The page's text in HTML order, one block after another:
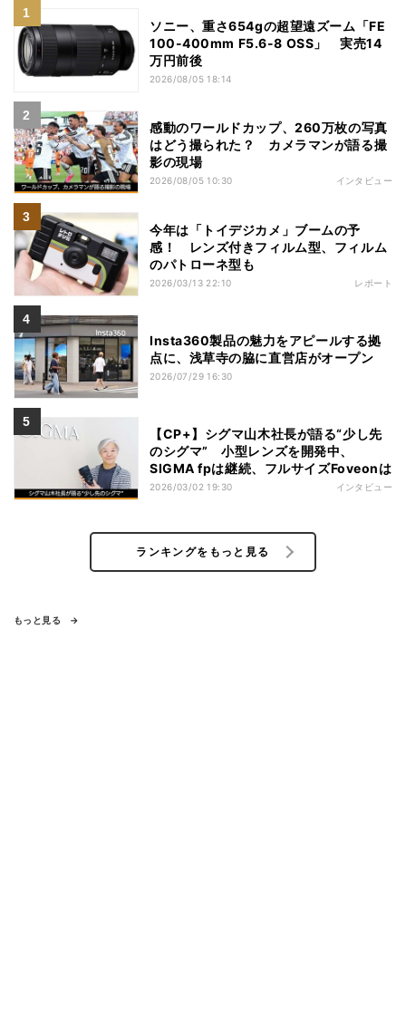
ソニー、重さ654gの超望遠ズーム「FE
100-400mm F5.6-8 OSS」 実売14
万円前後
2026/08/05 18:14
感動のワールドカップ、260万枚の写真
はどう撮られた？ カメラマンが語る撮
影の現場
2026/08/05 10:30 インタビュー
今年は「トイデジカメ」ブームの予
感！ レンズ付きフィルム型、フィルム
のパトローネ型も
2026/03/13 22:10 レポート
Insta360製品の魅力をアピールする拠
点に、浅草寺の脇に直営店がオープン
2026/07/29 16:30
【CP+】シグマ山木社長が語る“少し先
のシグマ” 小型レンズを開発中、
SIGMA fpは継続、フルサイズFoveonは
2026/03/02 19:30 インタビュー
ランキングをもっと見る
もっと見る